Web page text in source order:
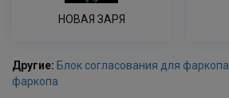
НОВАЯ ЗАРЯ
Другие: Блок согласования для фаркопа
фаркопа